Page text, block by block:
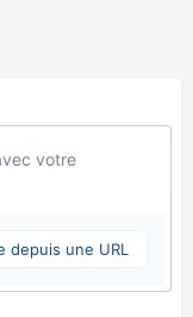
votre
depuis une URL